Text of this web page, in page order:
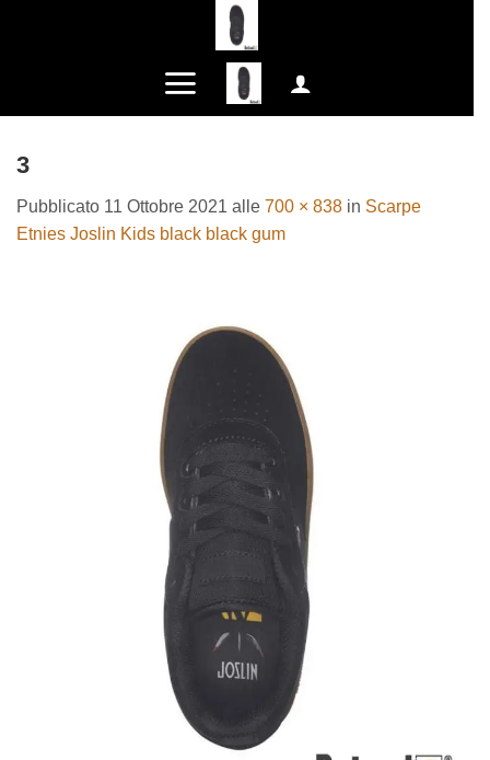
3
Pubblicato 11 Ottobre 2021 alle 700 × 838 in Scarpe
Etnies Joslin Kids black black gum